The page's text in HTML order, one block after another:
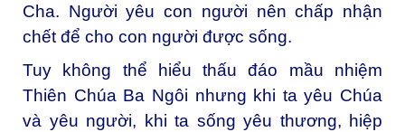
Cha. Người yêu con người nên chấp nhận
chết để cho con người được sống.
Tuy không thể hiểu thấu đáo mầu nhiệm
Thiên Chúa Ba Ngôi nhưng khi ta yêu Chúa
và yêu người, khi ta sống yêu thương, hiệp